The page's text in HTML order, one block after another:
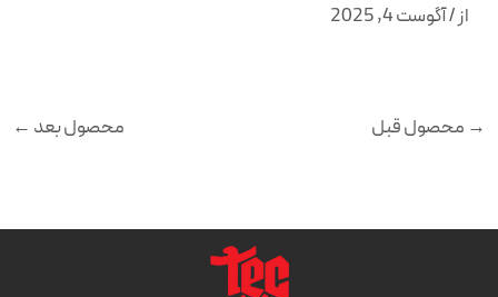
از/آگوست 4, 2025
→ محصول قبل محصول بعد ←